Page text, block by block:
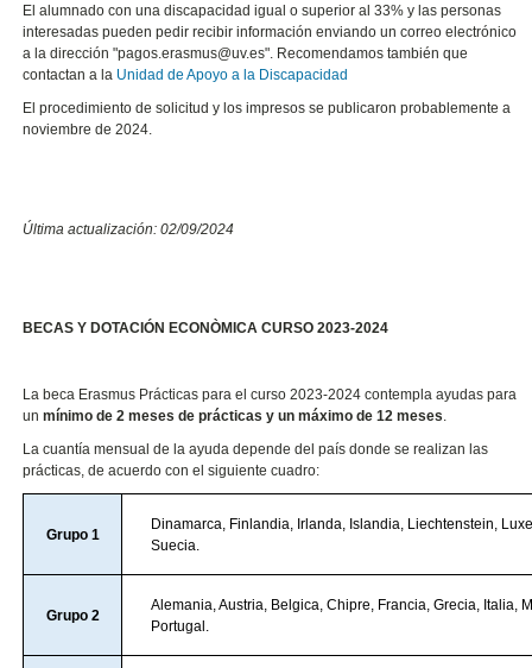
El alumnado con una discapacidad igual o superior al 33% y las personas
interesadas pueden pedir recibir información enviando un correo electrónico
a la dirección "pagos.erasmus@uv.es". Recomendamos también que
contactan a la Unidad de Apoyo a la Discapacidad
El procedimiento de solicitud y los impresos se publicaron probablemente a
noviembre de 2024.
Última actualización: 02/09/2024
BECAS Y DOTACIÓN ECONÒMICA CURSO 2023-2024
La beca Erasmus Prácticas para el curso 2023-2024 contempla ayudas para
unmínimo de 2 meses de prácticas y un máximo de 12 meses.
La cuantía mensual de la ayuda depende del país donde se realizan las
prácticas, de acuerdo con el siguiente cuadro:
Grupo 1
Dinamarca, Finlandia, Irlanda, Islandia, Liechtenstein,
Suecia.
Grupo 2
Alemania, Austria, Belgica, Chipre, Francia, Grecia, Italia,
Portugal.